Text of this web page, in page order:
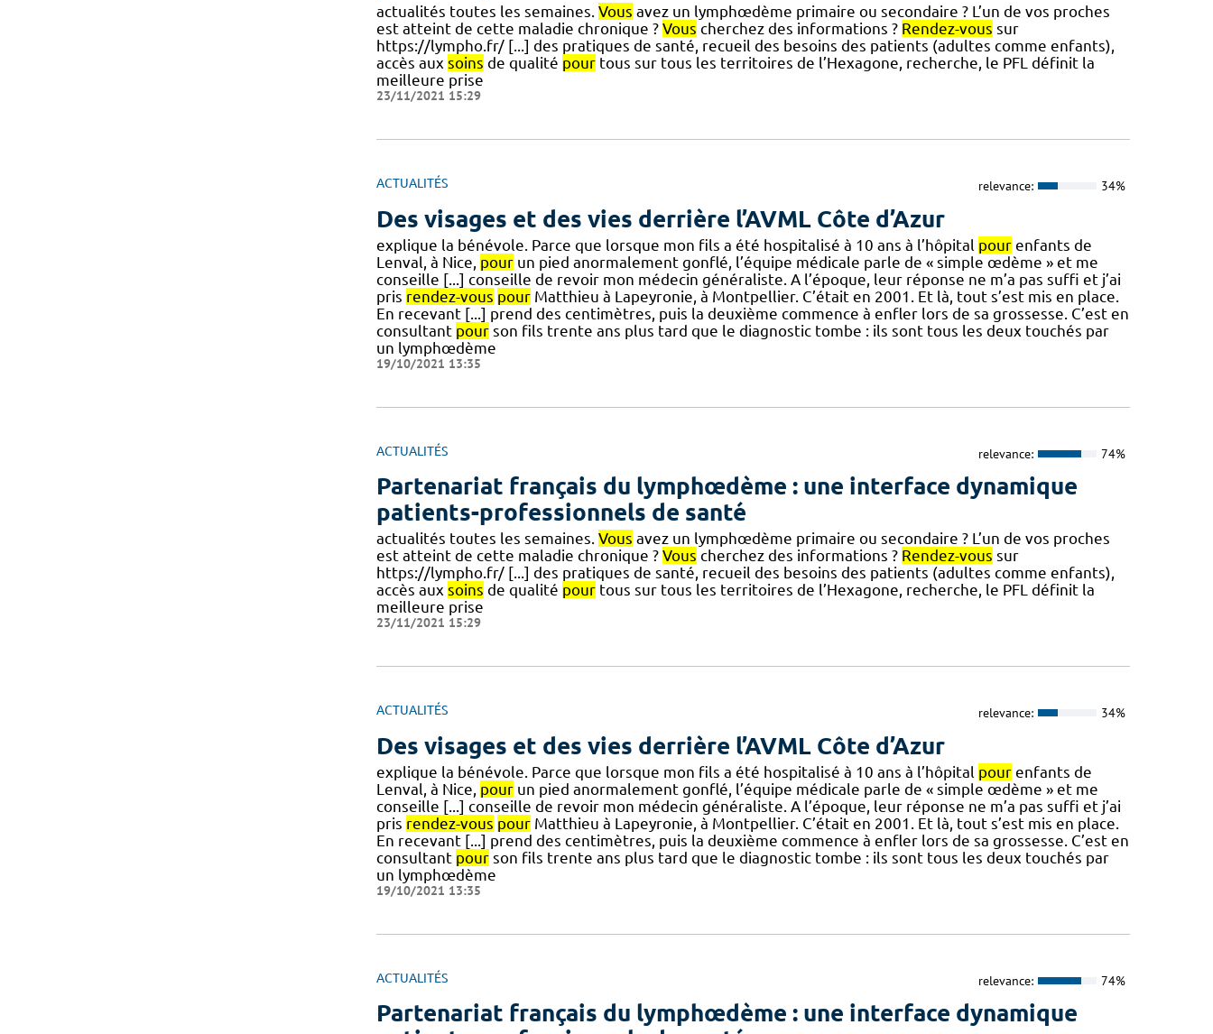
actualités toutes les semaines. Vous avez un lymphœdème primaire ou secondaire ? L’un de vos proches
est atteint de cette maladie chronique ? Vous cherchez des informations ? Rendez-vous sur
https://lympho.fr/ [...] des pratiques de santé, recueil des besoins des patients (adultes comme enfants),
accès aux soins de qualité pourtous sur tous les territoires de l’Hexagone, recherche, le PFL définit la
meilleure prise
23/11/2021 15:29
ACTUALITÉS relevance: 34%
Des visages et des vies derrière l’AVML Côte d’Azur
explique la bénévole. Parce que lorsque mon fils a été hospitalisé à 10 ans à l’hôpital pourenfants de
Lenval, à Nice, pourun pied anormalement gonflé, l’équipe médicale parle de « simple œdème » et me
conseille [...] conseille de revoir mon médecin généraliste. A l’époque, leur réponse ne m’a pas suffi et j’ai
pris rendez-vous pourMatthieu à Lapeyronie, à Montpellier. C’était en 2001. Et là, tout s’est mis en place.
En recevant [...] prend des centimètres, puis la deuxième commence à enfler lors de sa grossesse. C’est en
consultant pourson fils trente ans plus tard que le diagnostic tombe : ils sont tous les deux touchés par
un lymphœdème
19/10/2021 13:35
ACTUALITÉS relevance: 74%
Partenariat français du lymphœdème : une interface dynamique
patients-professionnels de santé
actualités toutes les semaines. Vous avez un lymphœdème primaire ou secondaire ? L’un de vos proches
est atteint de cette maladie chronique ? Vous cherchez des informations ? Rendez-vous sur
https://lympho.fr/ [...] des pratiques de santé, recueil des besoins des patients (adultes comme enfants),
accès aux soins de qualité pourtous sur tous les territoires de l’Hexagone, recherche, le PFL définit la
meilleure prise
23/11/2021 15:29
ACTUALITÉS relevance: 34%
Des visages et des vies derrière l’AVML Côte d’Azur
explique la bénévole. Parce que lorsque mon fils a été hospitalisé à 10 ans à l’hôpital pourenfants de
Lenval, à Nice, pourun pied anormalement gonflé, l’équipe médicale parle de « simple œdème » et me
conseille [...] conseille de revoir mon médecin généraliste. A l’époque, leur réponse ne m’a pas suffi et j’ai
pris rendez-vous pourMatthieu à Lapeyronie, à Montpellier. C’était en 2001. Et là, tout s’est mis en place.
En recevant [...] prend des centimètres, puis la deuxième commence à enfler lors de sa grossesse. C’est en
consultant pourson fils trente ans plus tard que le diagnostic tombe : ils sont tous les deux touchés par
un lymphœdème
19/10/2021 13:35
ACTUALITÉS relevance: 74%
Partenariat français du lymphœdème : une interface dynamique